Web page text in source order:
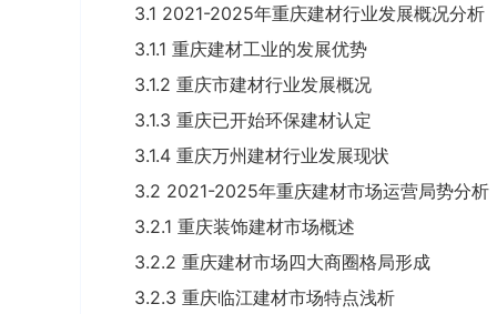
3.1 2021-2025年重庆建材行业发展概况分析
3.1.1 重庆建材工业的发展优势
3.1.2 重庆市建材行业发展概况
3.1.3 重庆已开始环保建材认定
3.1.4 重庆万州建材行业发展现状
3.2 2021-2025年重庆建材市场运营局势分析
3.2.1 重庆装饰建材市场概述
3.2.2 重庆建材市场四大商圈格局形成
3.2.3 重庆临江建材市场特点浅析